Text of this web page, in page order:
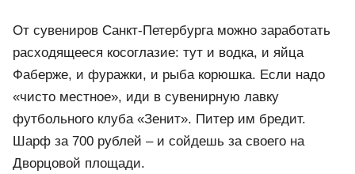
От сувениров Санкт-Петербурга можно заработать
расходящееся косоглазие: тут и водка, и яйца
Фаберже, и фуражки, и рыба корюшка. Если надо
«чисто местное», иди в сувенирную лавку
футбольного клуба «Зенит». Питер им бредит.
Шарф за 700 рублей ‒ и сойдешь за своего на
Дворцовой площади.